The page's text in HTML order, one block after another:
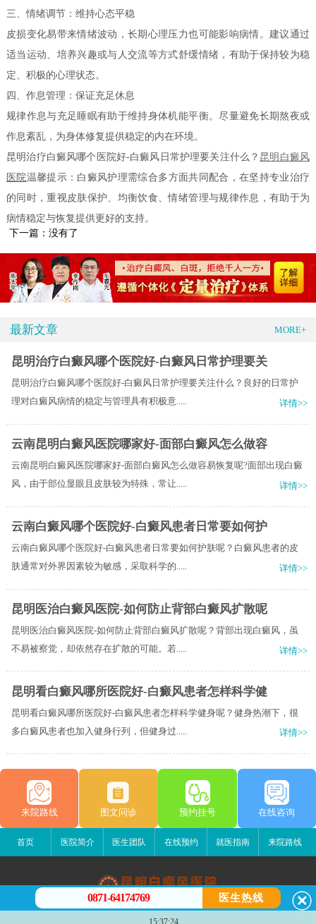
三、情绪调节：维持心态平稳
皮损变化易带来情绪波动，长期心理压力也可能影响病情。建议通过
适当运动、培养兴趣或与人交流等方式舒缓情绪，有助于保持较为稳
定、积极的心理状态。
四、作息管理：保证充足休息
规律作息与充足睡眠有助于维持身体机能平衡。尽量避免长期熬夜或
作息紊乱，为身体修复提供稳定的内在环境。
昆明治疗白癜风哪个医院好-白癜风日常护理要关注什么？ 昆明白癜风
医院温馨提示：白癜风护理需综合多方面共同配合，在坚持专业治疗
的同时，重视皮肤保护、均衡饮食、情绪管理与规律作息，有助于为
病情稳定与恢复提供更好的支持。
下一篇：没有了
最新文章 MORE+
昆明治疗白癜风哪个医院好-白癜风日常护理要关
昆明治疗白癜风哪个医院好-白癜风日常护理要关注什么？良好的日常护
理对白癜风病情的稳定与管理具有积极意.....
详情>>
云南昆明白癜风医院哪家好-面部白癜风怎么做容
云南昆明白癜风医院哪家好-面部白癜风怎么做容易恢复呢?面部出现白癜
风，由于部位显眼且皮肤较为特殊，常让.....
详情>>
云南白癜风哪个医院好-白癜风患者日常要如何护
云南白癜风哪个医院好-白癜风患者日常要如何护肤呢？白癜风患者的皮
肤通常对外界因素较为敏感，采取科学的.....
详情>>
昆明医治白癜风医院-如何防止背部白癜风扩散呢
昆明医治白癜风医院-如何防止背部白癜风扩散呢？背部出现白癜风，虽
不易被察觉，却依然存在扩散的可能。若.....
详情>>
昆明看白癜风哪所医院好-白癜风患者怎样科学健
昆明看白癜风哪所医院好-白癜风患者怎样科学健身呢？健身热潮下，很
多白癜风患者也加入健身行列，但健身过.....
详情>>
来院路线 图文问诊 预约挂号 在线咨询
首页 医院简介 医生团队 在线预约 就医指南 来院路线
昆明白癜风医院
0871-64174769 医生热线
15:37:24